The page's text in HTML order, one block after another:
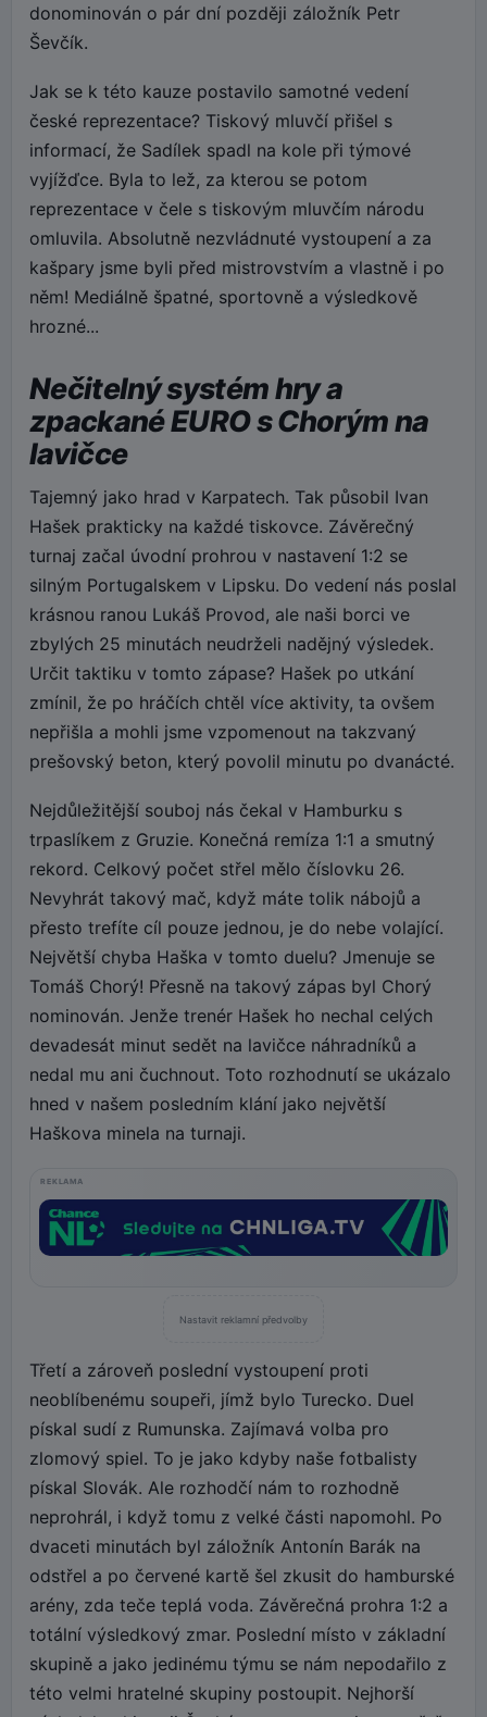
donominován o pár dní později záložník Petr
Ševčík.
Jak se k této kauze postavilo samotné vedení
české reprezentace? Tiskový mluvčí přišel s
informací, že Sadílek spadl na kole při týmové
vyjížďce. Byla to lež, za kterou se potom
reprezentace v čele s tiskovým mluvčím národu
omluvila. Absolutně nezvládnuté vystoupení a za
kašpary jsme byli před mistrovstvím a vlastně i po
něm! Mediálně špatné, sportovně a výsledkově
hrozné...
Nečitelný systém hry a
zpackané EURO s Chorým na
lavičce
Tajemný jako hrad v Karpatech. Tak působil Ivan
Hašek prakticky na každé tiskovce. Závěrečný
turnaj začal úvodní prohrou v nastavení 1:2 se
silným Portugalskem v Lipsku. Do vedení nás poslal
krásnou ranou Lukáš Provod, ale naši borci ve
zbylých 25 minutách neudrželi nadějný výsledek.
Určit taktiku v tomto zápase? Hašek po utkání
zmínil, že po hráčích chtěl více aktivity, ta ovšem
nepřišla a mohli jsme vzpomenout na takzvaný
prešovský beton, který povolil minutu po dvanácté.
Nejdůležitější souboj nás čekal v Hamburku s
trpaslíkem z Gruzie. Konečná remíza 1:1 a smutný
rekord. Celkový počet střel mělo číslovku 26.
Nevyhrát takový mač, když máte tolik nábojů a
přesto trefíte cíl pouze jednou, je do nebe volající.
Největší chyba Haška v tomto duelu? Jmenuje se
Tomáš Chorý! Přesně na takový zápas byl Chorý
nominován. Jenže trenér Hašek ho nechal celých
devadesát minut sedět na lavičce náhradníků a
nedal mu ani čuchnout. Toto rozhodnutí se ukázalo
hned v našem posledním klání jako největší
Haškova minela na turnaji.
REKLAMA
Nastavit reklamní předvolby
Třetí a zároveň poslední vystoupení proti
neoblíbenému soupeři, jímž bylo Turecko. Duel
pískal sudí z Rumunska. Zajímavá volba pro
zlomový spiel. To je jako kdyby naše fotbalisty
pískal Slovák. Ale rozhodčí nám to rozhodně
neprohrál, i když tomu z velké části napomohl. Po
dvaceti minutách byl záložník Antonín Barák na
odstřel a po červené kartě šel zkusit do hamburské
arény, zda teče teplá voda. Závěrečná prohra 1:2 a
totální výsledkový zmar. Poslední místo v základní
skupině a jako jedinému týmu se nám nepodařilo z
této velmi hratelné skupiny postoupit. Nejhorší